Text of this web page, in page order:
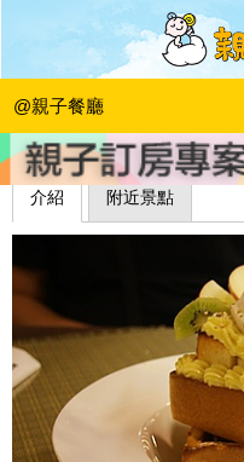
@親子餐廳
蜜糖公主(已歇業)
小企鵝生活趣
介紹 附近景點